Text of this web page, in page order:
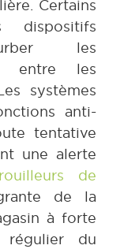
Certains
dispositifs
les
entre les
systèmes
anti-
tentative
une alerte
de
de la
à forte
régulier du